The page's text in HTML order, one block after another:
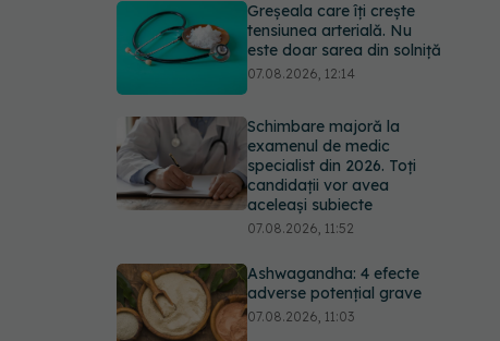
Greșeala care îți crește
tensiunea arterială. Nu
este doar sarea din solniță
07.08.2026, 12:14
Schimbare majoră la
examenul de medic
specialist din 2026. Toți
candidații vor avea
aceleași subiecte
07.08.2026, 11:52
Ashwagandha: 4 efecte
adverse potențial grave
07.08.2026, 11:03